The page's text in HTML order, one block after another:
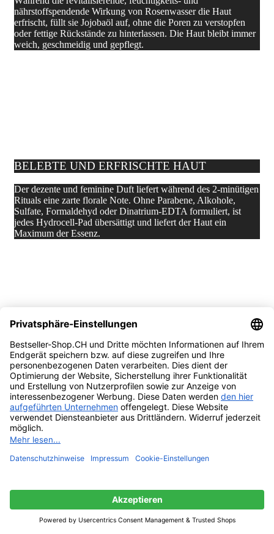
nährstoffspendende Wirkung von Rosenwasser die Haut
erfrischt, füllt sie Jojobaöl auf, ohne die Poren zu verstopfen
oder fettige Rückstände zu hinterlassen. Die Haut bleibt immer
weich, geschmeidig und gepflegt.
BELEBTE UND ERFRISCHTE HAUT
Der dezente und feminine Duft liefert während des 2-minütigen
Rituals eine zarte florale Note. Ohne Parabene, Alkohole,
Sulfate, Formaldehyd oder Dinatrium-EDTA formuliert, ist
jedes Hydrocell-Pad übersättigt und liefert der Haut ein
Maximum der Essenz.
Befestige die Bulgarian Rose Maske auf deinem UFO Gerät.
um die Behandlung zu starten. Gleite mit der UFO sanft und